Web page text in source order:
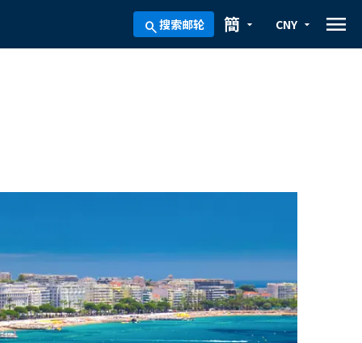
search搜索邮轮 arrow_drop_down
簡 arrow_drop_down
CNY menu